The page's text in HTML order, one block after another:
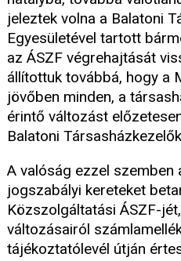
jeleztek volna a Balatoni
Egyesületével tartott
az ÁSZF végrehajtását
állítottuk továbbá, hogy a
jövőben minden, a
érintő változást
Balatoni
A valóság ezzel szemben
jogszabályi kereteket
Közszolgáltatási ÁSZF-
változásairól
tájékoztatólevél útján